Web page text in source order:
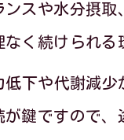
トと生活リズム
トで毎日を楽し
スや水分摂
く続けられる
下や代謝減
鍵ですので